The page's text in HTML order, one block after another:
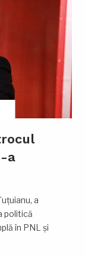
a
a
politică
în PNL și